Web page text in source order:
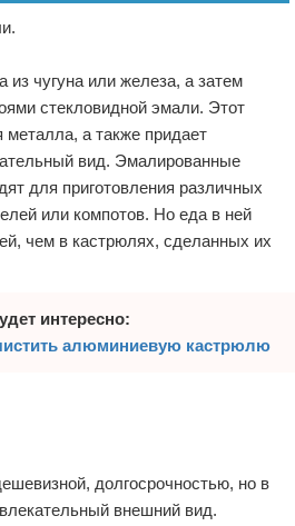
из чугуна или железа, а затем
стекловидной эмали. Этот
а также придает
вид. Эмалированные
для приготовления различных
или компотов. Но еда в ней
чем в кастрюлях, сделанных их
интересно:
алюминиевую кастрюлю
долгосрочностью, но в
внешний вид.